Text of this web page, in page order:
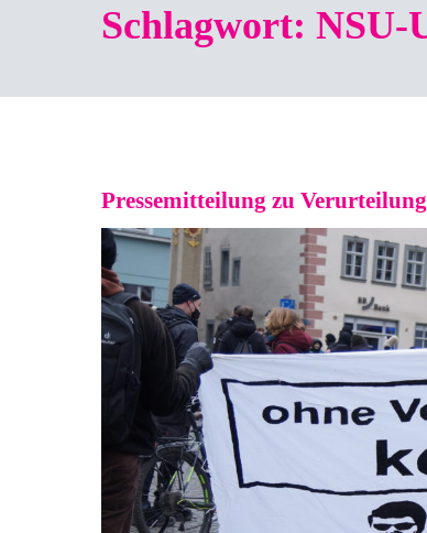
Schlagwort: NSU-
Pressemitteilung zu